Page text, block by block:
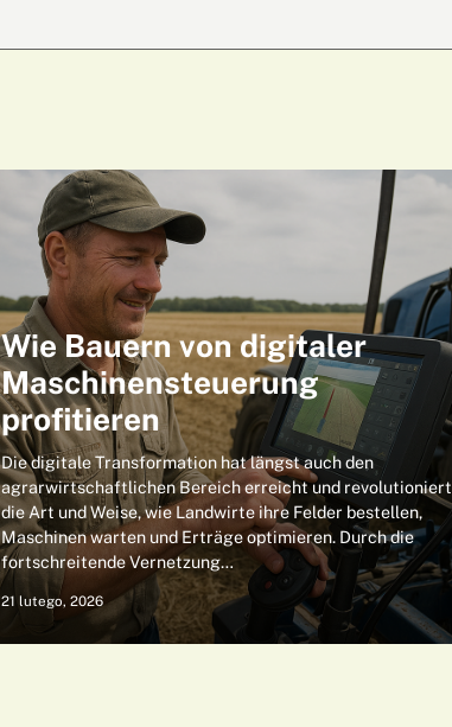
Wie Bauern von digitaler
Maschinensteuerung
profitieren
Die digitale Transformation hat längst auch den
agrarwirtschaftlichen Bereich erreicht und revolutioniert
die Art und Weise, wie Landwirte ihre Felder bestellen,
Maschinen warten und Erträge optimieren. Durch die
fortschreitende Vernetzung…
21 lutego, 2026